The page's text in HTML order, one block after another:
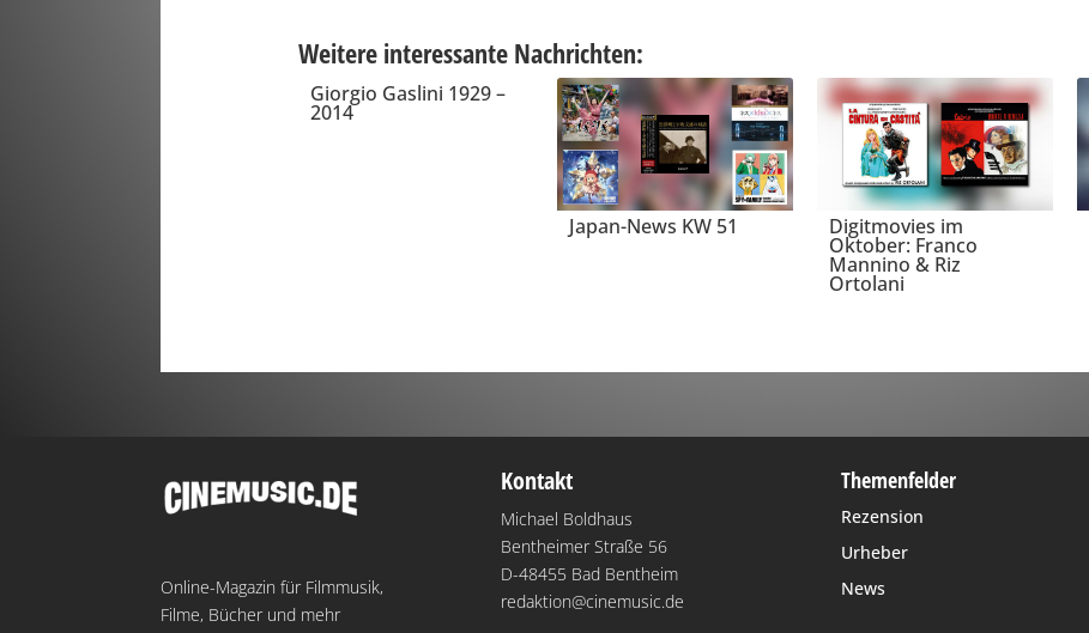
Weitere interessante Nachrichten:
Giorgio Gaslini 1929 –
2014
Japan-News KW 51 Digitmovies im
Oktober: Franco
Mannino & Riz
Ortolani
Online-Magazin für Filmmusik,
Filme, Bücher und mehr
Kontakt
Michael Boldhaus
Bentheimer Straße 56
D-48455 Bad Bentheim
redaktion@cinemusic.de
Themenfelder
Rezension
Urheber
News